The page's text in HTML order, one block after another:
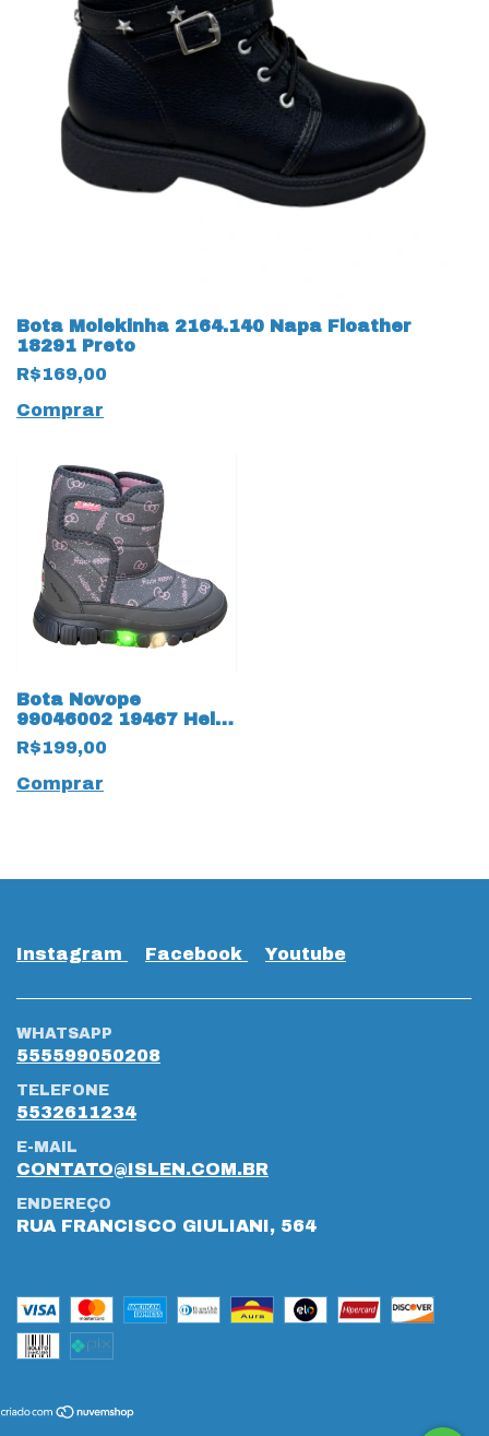
Bota Molekinha 2164.140 Napa Floather
18291 Preto
R$169,00
Comprar
Bota Novope
99046002 19467 Hello
Kitty
R$199,00
Comprar
Instagram Facebook Youtube
WHATSAPP
555599050208
TELEFONE
5532611234
E-MAIL
CONTATO@ISLEN.COM.BR
ENDEREÇO
RUA FRANCISCO GIULIANI, 564